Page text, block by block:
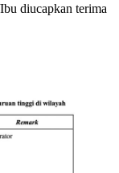
diucapkan terima